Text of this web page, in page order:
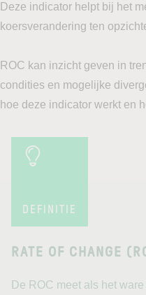
Deze indicator helpt bij het
koersverandering ten
ROC kan inzicht geven in
condities en mogelijke
hoe deze indicator werkt en
DEFINITIE
RATE OF CHANGE
De ROC meet als het